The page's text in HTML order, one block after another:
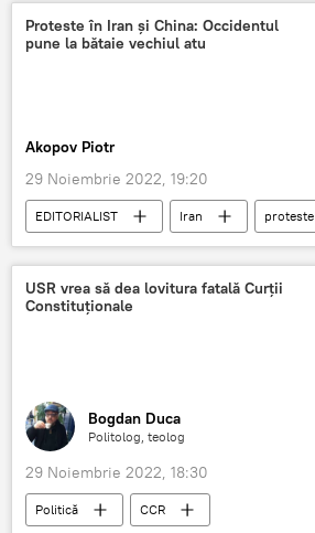
România
slujba religioasă
Proteste în Iran și China: Occidentul
pune la bătaie vechiul atu
Akopov Piotr
29 Noiembrie 2022, 19:20
EDITORIALIST Iran proteste
USR vrea să dea lovitura fatală Curții
Constituționale
Bogdan Duca
Politolog, teolog
29 Noiembrie 2022, 18:30
Politică
CCR